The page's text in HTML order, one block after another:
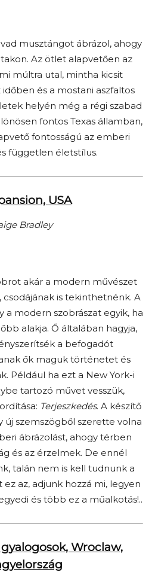
musztángot ábrázol, ahogy
Az ötlet alapvetően az
múltra utal, mintha kicsit
és a mostani aszfaltos
helyén még a régi szabad
fontos Texas államban,
fontosságú az emberi
független életstílus.
USA
Bradley
akár a modern művészet
csodájának is tekinthetnénk. A
a modern szobrászat egyik, ha
alakja. Ő általában hagyja,
a befogadót
ők maguk történetet és
Például ha ezt a New York-i
tartozó művet vesszük,
Terjeszkedés. A készítő
új szemszögből szerette volna
ábrázolást, ahogy térben
és az érzelmek. De ennél
talán nem is kell tudnunk a
az, adjunk hozzá mi, legyen
és több ez a műalkotás!..
Wroclaw,